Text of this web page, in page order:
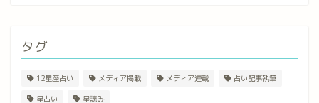
タグ
12星座占い メディア掲載 メディア連載 占い記事執筆
星占い 星読み